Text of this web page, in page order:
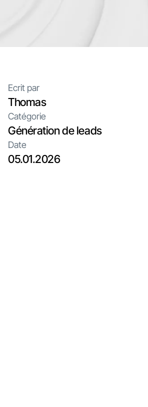
Ecrit par
Thomas
Catégorie
Génération de leads
Date
05.01.2026